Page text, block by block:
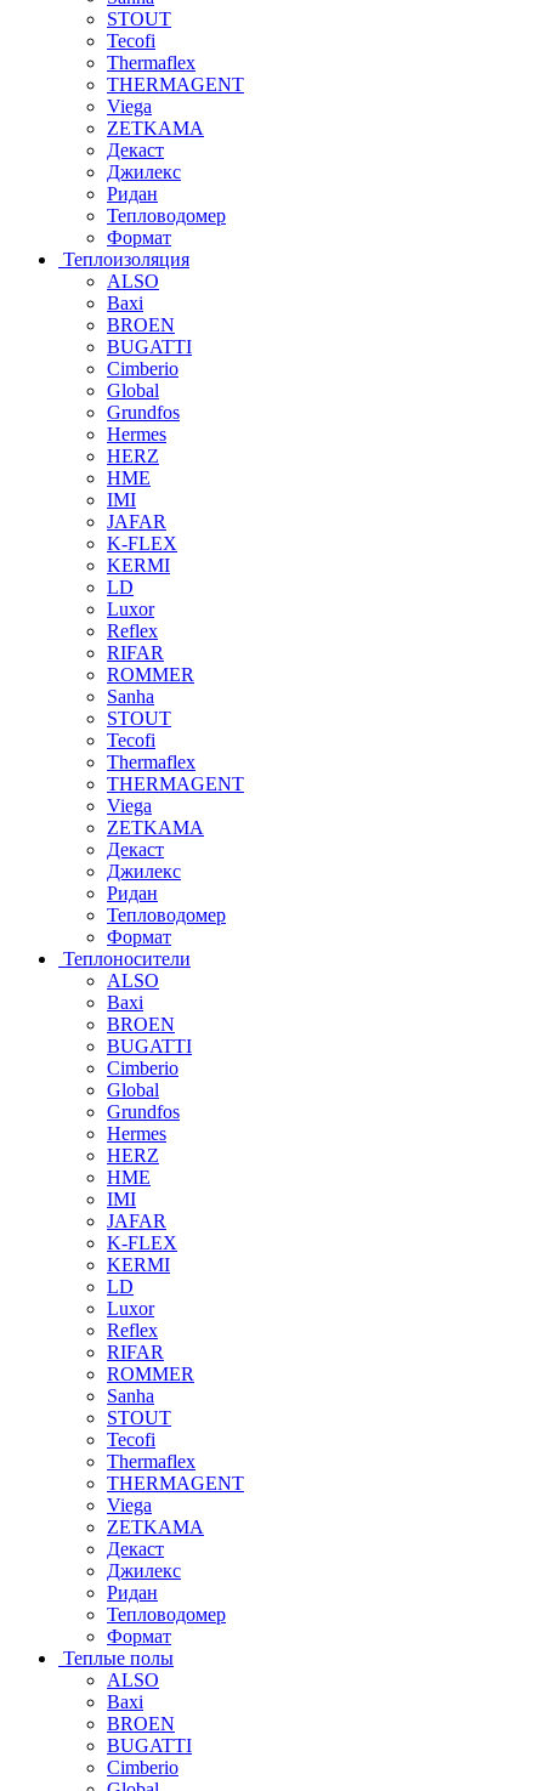
STOUT
Tecofi
Thermaflex
THERMAGENT
Viega
ZETKAMA
Декаст
Джилекс
Ридан
Тепловодомер
Формат
Теплоизоляция
ALSO
Baxi
BROEN
BUGATTI
Cimberio
Global
Grundfos
Hermes
HERZ
HME
IMI
JAFAR
K-FLEX
KERMI
LD
Luxor
Reflex
RIFAR
ROMMER
Sanha
STOUT
Tecofi
Thermaflex
THERMAGENT
Viega
ZETKAMA
Декаст
Джилекс
Ридан
Тепловодомер
Формат
Теплоносители
ALSO
Baxi
BROEN
BUGATTI
Cimberio
Global
Grundfos
Hermes
HERZ
HME
IMI
JAFAR
K-FLEX
KERMI
LD
Luxor
Reflex
RIFAR
ROMMER
Sanha
STOUT
Tecofi
Thermaflex
THERMAGENT
Viega
ZETKAMA
Декаст
Джилекс
Ридан
Тепловодомер
Формат
Теплые полы
ALSO
Baxi
BROEN
BUGATTI
Cimberio